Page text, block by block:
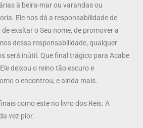
à beira-mar ou varandas ou
Ele nos dá a responsabilidade de
exaltar o Seu nome, de promover a
dessa responsabilidade, qualquer
será inútil. Que final trágico para Acabe
deixou o reino tão escuro e
o encontrou, e ainda mais.
como este no livro dos Reis. A
vez pior.